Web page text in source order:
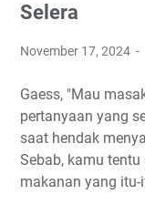
Selera
November 17, 2024
Gaess, "Mau
pertanyaan yang
saat hendak
Sebab, kamu
makanan yang itu-